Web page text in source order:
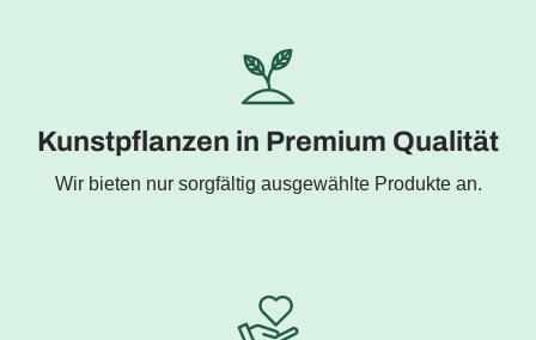
Kunstpflanzen in Premium Qualität
Wir bieten nur sorgfältig ausgewählte Produkte an.